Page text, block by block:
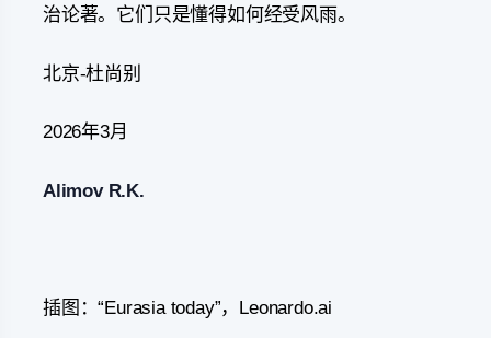
治论著。它们只是懂得如何经受风雨。
北京-杜尚别
2026年3月
Alimov R.K.
插图：“Eurasia today”，Leonardo.ai